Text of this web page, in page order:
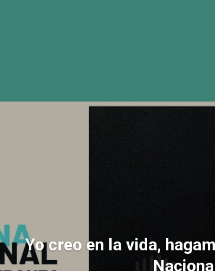
Yo creo en la vida,